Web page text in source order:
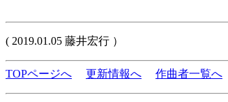
( 2019.01.05 藤井宏行 ）
TOPページへ 更新情報へ 作曲者一覧へ